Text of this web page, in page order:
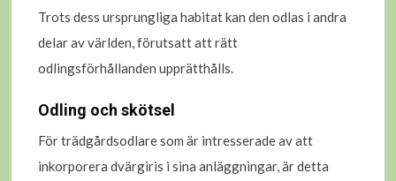
Trots dess ursprungliga habitat kan den odlas i andra
delar av världen, förutsatt att rätt
odlingsförhållanden upprätthålls.
Odling och skötsel
För trädgårdsodlare som är intresserade av att
inkorporera dvärgiris i sina anläggningar, är detta